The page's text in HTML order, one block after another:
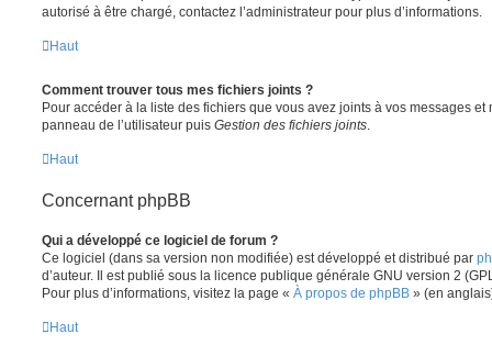
autorisé à être chargé, contactez l’administrateur pour plus d’informations.
Haut
Comment trouver tous mes fichiers joints ?
Pour accéder à la liste des fichiers que vous avez joints à vos messages
panneau de l’utilisateur puis Gestion des fichiers joints
Haut
Concernant phpBB
Qui a développé ce logiciel de forum ?
Ce logiciel (dans sa version non modifiée) est développé et distribué par
d’auteur. Il est publié sous la licence publique générale GNU version 2
Pour plus d’informations, visitez la page « À propos de phpBB » (en
Haut